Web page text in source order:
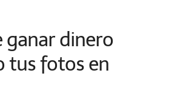
ganar dinero
tus fotos en